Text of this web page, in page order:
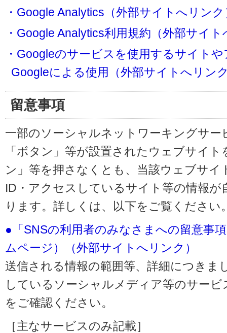
・Google Analytics（外部サイトへリンク
・Google Analytics利用規約（外部サイ
・Googleのサービスを使用するサイト
Googleによる使用（外部サイトへリン
留意事項
一部のソーシャルネットワーキングサー
「ボタン」等が設置されたウェブサイ
ン」等を押さなくとも、当該ウェブサイ
ID・アクセスしているサイト等の情報
ります。詳しくは、以下をご覧ください
●「SNSの利用者のみなさまへの留意事
ムページ）（外部サイトへリンク）
送信される情報の範囲等、詳細につきま
しているソーシャルメディア等のサー
をご確認ください。
［主なサービスのみ記載］